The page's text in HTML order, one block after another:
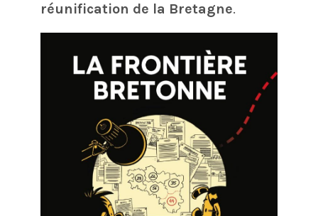
réunification de la Bretagne.